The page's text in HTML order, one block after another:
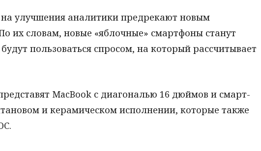
улучшения аналитики предрекают новым
их словам, новые «яблочные» смартфоны станут
пользоваться спросом, на который рассчитывает
MacBook с диагональю 16 дюймов и смарт-
и керамическом исполнении, которые также